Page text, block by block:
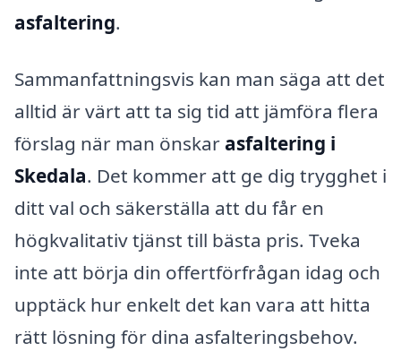
asfaltering.
Sammanfattningsvis kan man säga att det
alltid är värt att ta sig tid att jämföra flera
förslag när man önskar asfaltering i
Skedala. Det kommer att ge dig trygghet i
ditt val och säkerställa att du får en
högkvalitativ tjänst till bästa pris. Tveka
inte att börja din offertförfrågan idag och
upptäck hur enkelt det kan vara att hitta
rätt lösning för dina asfalteringsbehov.